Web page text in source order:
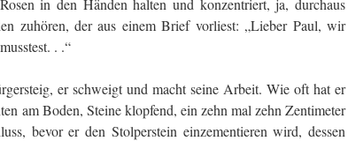
in den Händen halten und konzentriert, ja, durchaus
zuhören, der aus einem Brief vorliest: „Lieber Paul, wir
. .“
er schweigt und macht seine Arbeit. Wie oft hat er
am Boden, Steine klopfend, ein zehn mal zehn Zentimeter
bevor er den Stolperstein einzementieren wird, dessen